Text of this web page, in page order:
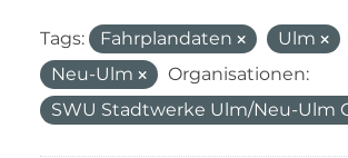
Tags: Fahrplandaten
Ulm
Neu-Ulm
Organisationen:
SWU Stadtwerke Ulm/Neu-Ulm